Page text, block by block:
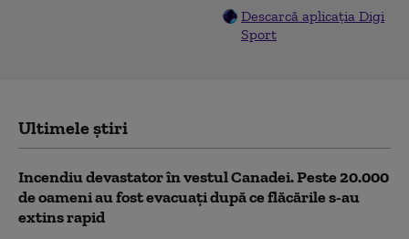
Descarcă aplicația Digi
Sport
Ultimele știri
Incendiu devastator în vestul Canadei. Peste 20.000
de oameni au fost evacuați după ce flăcările s-au
extins rapid